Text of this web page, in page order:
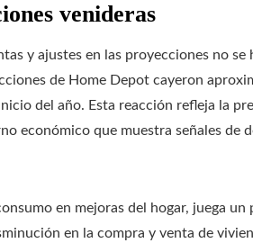
venideras
y ajustes en las proyecciones no se
de Home Depot cayeron
del año. Esta reacción refleja la
económico que muestra señales de
en mejoras del hogar, juega un
en la compra y venta de